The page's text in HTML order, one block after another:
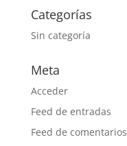
Categorías
Sin categoría
Meta
Acceder
Feed de entradas
Feed de comentarios